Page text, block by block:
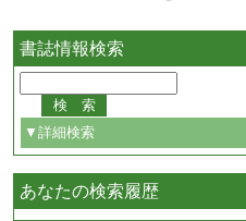
書誌情報検索
▼詳細検索
必ず含む
あなたの検索履歴